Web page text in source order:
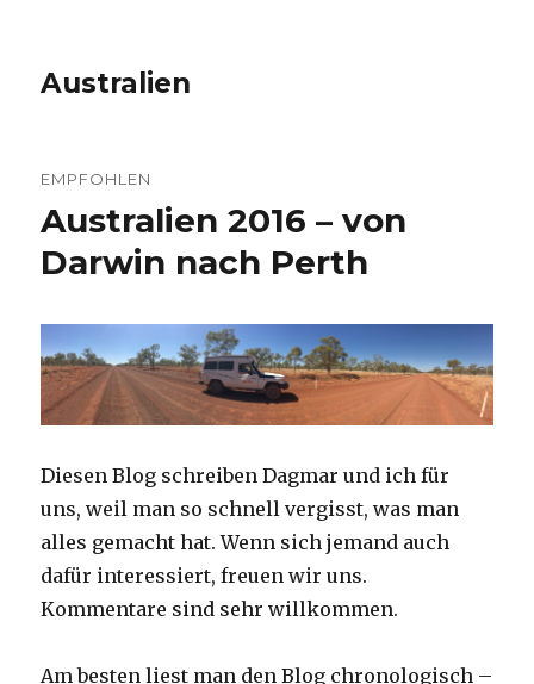
Australien
EMPFOHLEN
Australien 2016 – von
Darwin nach Perth
Diesen Blog schreiben Dagmar und ich für
uns, weil man so schnell vergisst, was man
alles gemacht hat. Wenn sich jemand auch
dafür interessiert, freuen wir uns.
Kommentare sind sehr willkommen.
Am besten liest man den Blog chronologisch –